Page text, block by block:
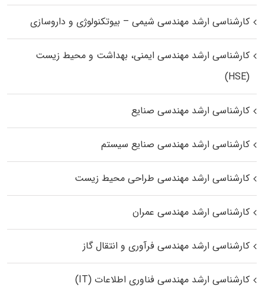
کارشناسی ارشد مهندسی شیمی – بیوتکنولوژی و داروسازی
کارشناسی ارشد مهندسی ایمنی، بهداشت و محیط زیست
(HSE)
کارشناسی ارشد مهندسی صنایع
کارشناسی ارشد مهندسی صنایع سیستم
کارشناسی ارشد مهندسی طراحی محیط زیست
کارشناسی ارشد مهندسی عمران
کارشناسی ارشد مهندسی فرآوری و انتقال گاز
کارشناسی ارشد مهندسی فناوری اطلاعات (IT)